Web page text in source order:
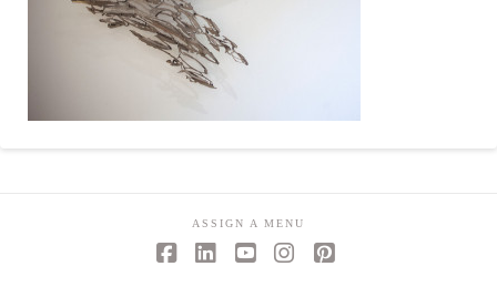
ASSIGN A MENU